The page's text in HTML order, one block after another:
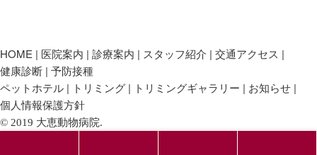
HOME 医院案内 診療案内 スタッフ紹介
交通アクセス
健康診断 予防接種
ペットホテル
トリミング トリミングギャラリー
お知らせ
個人情報保護方針
© 2019 大恵動物病院.